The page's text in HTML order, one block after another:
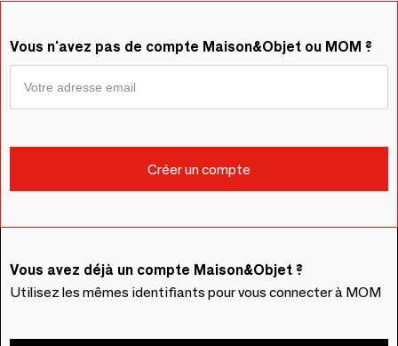
Vous n'avez pas de compte Maison&Objet ou MOM ?
Vous avez déjà un compte Maison&Objet ?
Utilisez les mêmes identifiants pour vous connecter à MOM